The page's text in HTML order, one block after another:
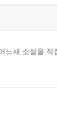
새 소설을 직